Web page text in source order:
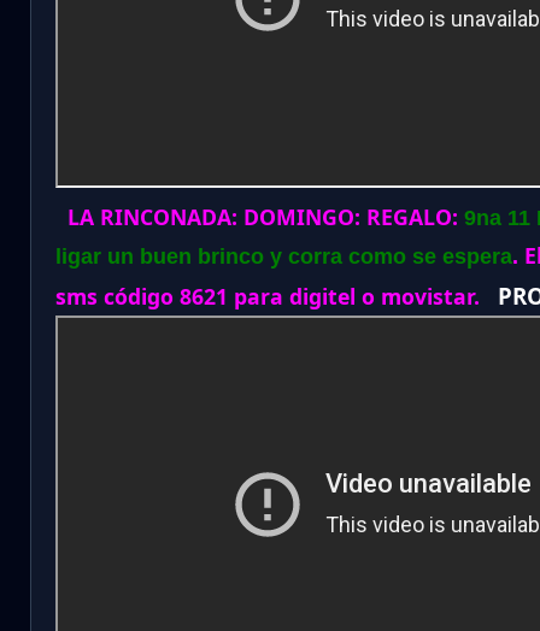
LA RINCONADA: DOMINGO: REGALO: 9na 11
ligar un buen brinco y corra como se espera.
sms código 8621 para digitel o movistar.